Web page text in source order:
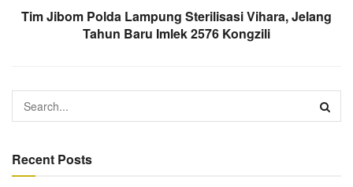
Tim Jibom Polda Lampung Sterilisasi Vihara, Jelang
Tahun Baru Imlek 2576 Kongzili
Recent Posts